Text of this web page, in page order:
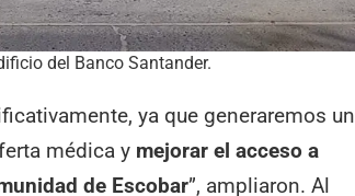
del Banco Santander.
ya que generaremos un
médica y mejorar el acceso a
de Escobar”, ampliaron. Al